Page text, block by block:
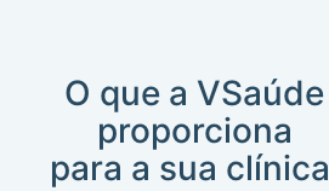
O que a VSaúde
proporciona
para a sua clínica ​